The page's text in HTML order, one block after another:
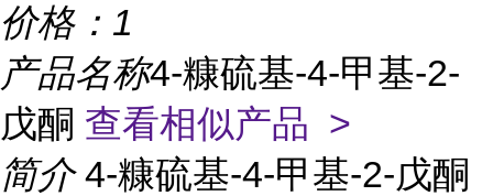
价格： 1
产品名称4-糠硫基-4-甲基-2-
戊酮 查看相似产品 >
简介 4-糠硫基-4-甲基-2-戊酮